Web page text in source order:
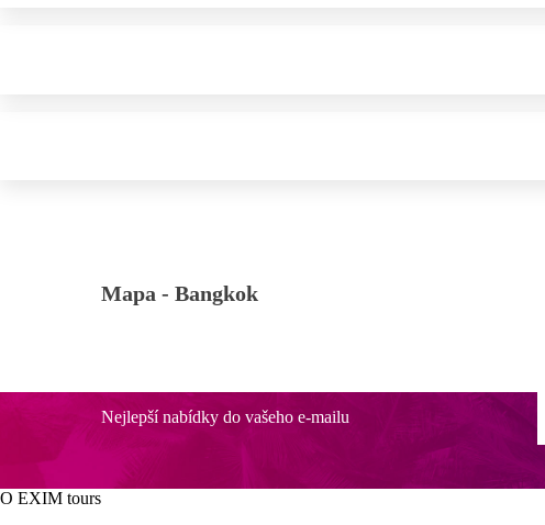
Mapa - Bangkok
Nejlepší nabídky do vašeho e-mailu
O EXIM tours